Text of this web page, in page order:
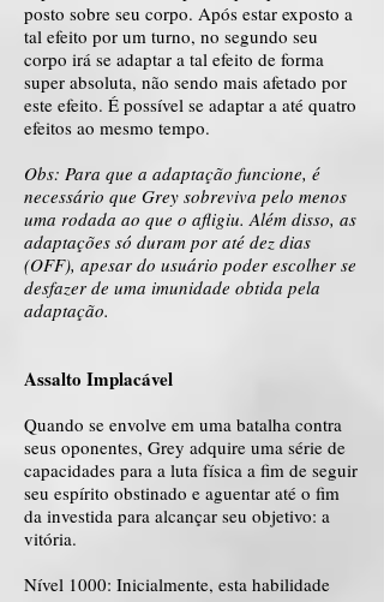
posto sobre seu corpo. Após estar exposto a
tal efeito por um turno, no segundo seu
corpo irá se adaptar a tal efeito de forma
super absoluta, não sendo mais afetado por
este efeito. É possível se adaptar a até quatro
efeitos ao mesmo tempo.
Obs: Para que a adaptação funcione, é
necessário que Grey sobreviva pelo menos
uma rodada ao que o afligiu. Além disso, as
adaptações só duram por até dez dias
(OFF), apesar do usuário poder escolher se
desfazer de uma imunidade obtida pela
adaptação.
Assalto Implacável
Quando se envolve em uma batalha contra
seus oponentes, Grey adquire uma série de
capacidades para a luta física a fim de seguir
seu espírito obstinado e aguentar até o fim
da investida para alcançar seu objetivo: a
vitória.
Nível 1000: Inicialmente, esta habilidade